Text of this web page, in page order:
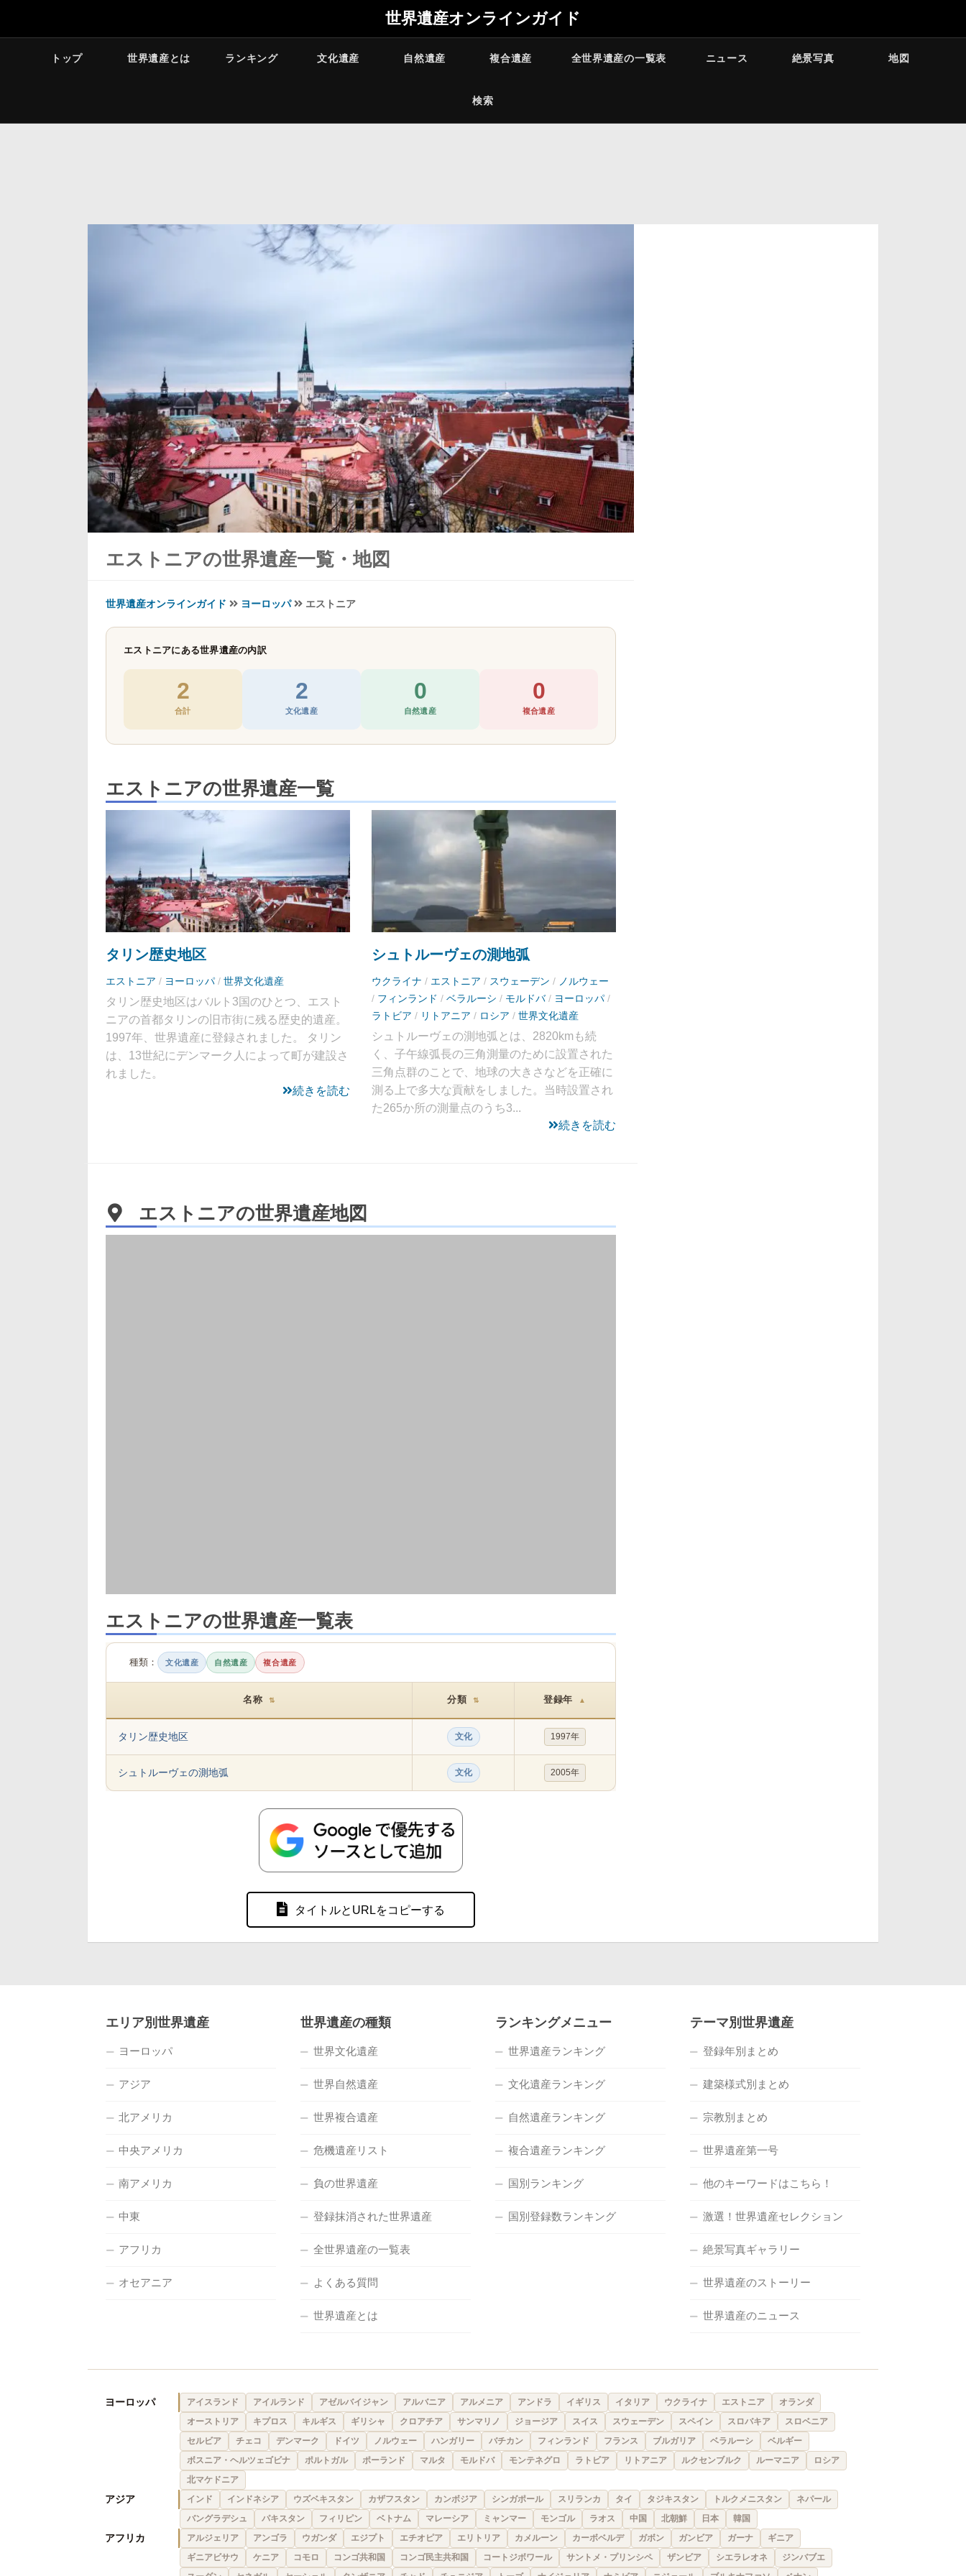
世界遺産オンラインガイド
トップ 世界遺産とは ランキング 文化遺産 自然遺産 複合遺産 全世界遺産の一覧表 ニュース 絶景写真 地図
検索
エストニアの世界遺産一覧・地図
世界遺産オンラインガイド ヨーロッパ エストニア
エストニアにある世界遺産の内訳
2
合計
2
文化遺産
0
自然遺産
0
複合遺産
エストニアの世界遺産一覧
タリン歴史地区
エストニア / ヨーロッパ / 世界文化遺産
タリン歴史地区はバルト3国のひとつ、エスト
ニアの首都タリンの旧市街に残る歴史的遺産。
1997年、世界遺産に登録されました。 タリン
は、13世紀にデンマーク人によって町が建設さ
れました。
続きを読む
シュトルーヴェの測地弧
ウクライナ / エストニア / スウェーデン / ノルウェー
/ フィンランド / ベラルーシ / モルドバ/ ヨーロッパ /
ラトビア / リトアニア / ロシア / 世界文化遺産
シュトルーヴェの測地弧とは、2820kmも続
く、子午線弧長の三角測量のために設置された
三角点群のことで、地球の大きさなどを正確に
測る上で多大な貢献をしました。当時設置され
た265か所の測量点のうち3...
続きを読む
エストニアの世界遺産地図
エストニアの世界遺産一覧表
種類： 文化遺産 自然遺産 複合遺産
名称 ⇅ 分類 ⇅ 登録年 ▲
タリン歴史地区 文化 1997年
シュトルーヴェの測地弧 文化 2005年
タイトルとURLをコピーする
エリア別世界遺産
ヨーロッパ
アジア
北アメリカ
中央アメリカ
南アメリカ
中東
アフリカ
オセアニア
世界遺産の種類
世界文化遺産
世界自然遺産
世界複合遺産
危機遺産リスト
負の世界遺産
登録抹消された世界遺産
全世界遺産の一覧表
よくある質問
世界遺産とは
ランキングメニュー
世界遺産ランキング
文化遺産ランキング
自然遺産ランキング
複合遺産ランキング
国別ランキング
国別登録数ランキング
テーマ別世界遺産
登録年別まとめ
建築様式別まとめ
宗教別まとめ
世界遺産第一号
他のキーワードはこちら！
激選！世界遺産セレクション
絶景写真ギャラリー
世界遺産のストーリー
世界遺産のニュース
ヨーロッパ アイスランド アイルランド アゼルバイジャン アルバニア アルメニア アンドラ イギリス イタリア ウクライナ エストニア
オランダ
オーストリア
キプロス キルギス ギリシャ クロアチア サンマリノ ジョージア スイス スウェーデン スペイン スロバキア
スロベニア
セルビア
チェコ デンマーク ドイツ ノルウェー ハンガリー バチカン フィンランド フランス ブルガリア ベラルーシ
ベルギー
ボスニア・ヘルツェゴビナ
ポルトガル ポーランド マルタ モルドバ モンテネグロ ラトビア リトアニア ルクセンブルク ルーマニア
ロシア
北マケドニア
アジア インド インドネシア ウズベキスタン カザフスタン カンボジア シンガポール スリランカ タイ タジキスタン トルクメニスタン
ネパール
バングラデシュ
パキスタン フィリピン ベトナム マレーシア ミャンマー モンゴル ラオス 中国 北朝鮮 日本 韓国
アフリカ アルジェリア アンゴラ ウガンダ エジプト エチオピア エリトリア カメルーン カーボベルデ ガボン ガンビア ガーナ
ギニア
ギニアビサウ
ケニア コモロ コンゴ共和国 コンゴ民主共和国 コートジボワール サントメ・プリンシペ ザンビア シエラレオネ
ジンバブエ